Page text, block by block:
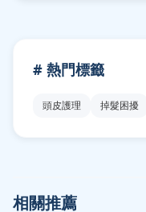
# 熱門標籤
頭皮護理 掉髮困擾
相關推薦